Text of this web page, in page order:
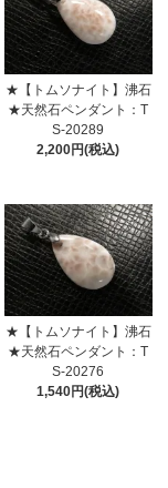
★【トムソナイト】沸石
★天然石ペンダント：T
S-20289
2,200円(税込)
★【トムソナイト】沸石
★天然石ペンダント：T
S-20276
1,540円(税込)